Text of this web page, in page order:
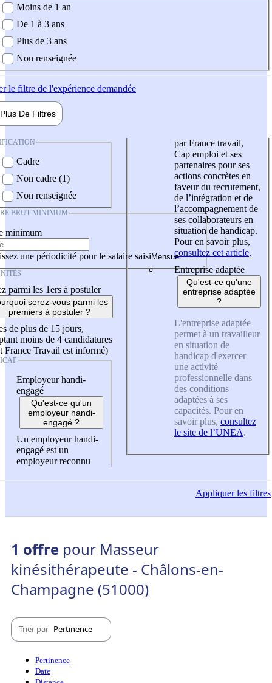
demandée
Moins de 1 an
De 1 à 3 ans
Plus de 3 ans
Non renseignée
le filtre de l'expérience demandée
Plus De Filtres
Cadre
Non cadre (1)
Non renseignée
BRUT MINIMUM
minimum
une périodicité pour le salaire saisi
parmi les 1ers à postuler
serez-vous parmi les
premiers à postuler ?
de plus de 15 jours,
moins de 4 candidatures
France Travail est informé)
Employeur handi-
engagé
Qu'est-ce qu'un
employeur handi-
engagé ?
Un employeur handi-
engagé est un
employeur reconnu
par France travail,
Cap emploi et ses
partenaires pour ses
actions concrètes en
faveur du recrutement,
de l’intégration et de
l’accompagnement de
ses collaborateurs en
situation de handicap.
Pour en savoir plus,
consultez cet article.
Entreprise adaptée
Qu'est-ce qu'une
entreprise adaptée
?
L'entreprise adaptée
permet à un travailleur
en situation de
handicap d'exercer
une activité
professionnelle dans
des conditions
adaptées à ses
capacités. Pour en
savoir plus, consultez
le site de l’UNEA.
Appliquerles filtres
1 offre pour Masseur
kinésithérapeute - Châlons-en-
Champagne (51000)
Trier par Pertinence
Pertinence
Date